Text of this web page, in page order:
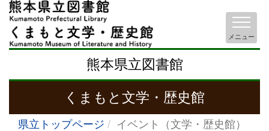
熊本県立図書館
くまもと文学・歴史館
メニュー
県立トップページ イベント（文学・歴史館）